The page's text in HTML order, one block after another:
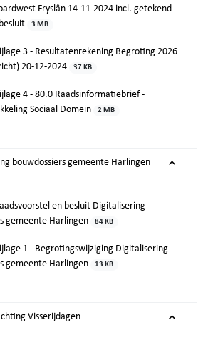
Fryslân 14-11-2024 incl. getekend
3 MB
3 - Resultatenrekening Begroting 2026
20-12-2024
37 KB
4 - 80.0 Raadsinformatiebrief -
Sociaal Domein
2 MB
bouwdossiers gemeente Harlingen
en besluit Digitalisering
gemeente Harlingen
84 KB
1 - Begrotingswijziging Digitalisering
gemeente Harlingen
13 KB
Visserijdagen